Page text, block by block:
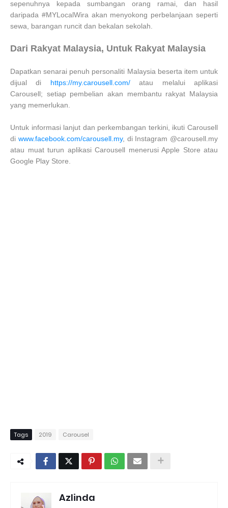
sepenuhnya kepada sumbangan orang ramai, dan hasil
daripada #MYLocalWira akan menyokong perbelanjaan seperti
sewa, barangan runcit dan bekalan sekolah.
Dari Rakyat Malaysia, Untuk Rakyat Malaysia
Dapatkan senarai penuh personaliti Malaysia beserta item untuk
dijual di https://my.carousell.com/atau melalui aplikasi
Carousell; setiap pembelian akan membantu rakyat Malaysia
yang memerlukan.
Untuk informasi lanjut dan perkembangan terkini, ikuti Carousell
di www.facebook.com/carousell.my, di Instagram @carousell.my
atau muat turun aplikasi Carousell menerusi Apple Store atau
Google Play Store.
Tags 2019 Carousel
Azlinda